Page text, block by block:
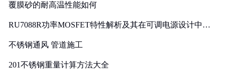
覆膜砂的耐高温性能如何
RU7088R功率MOSFET特性解析及其在可调电源设计中的
不锈钢通风 管道施工
201不锈钢重量计算方法大全